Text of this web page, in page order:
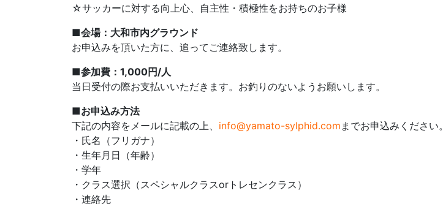
☆サッカーに対する向上心、自主性・積極性をお持ちのお子様
■会場：大和市内グラウンド
お申込みを頂いた方に、追ってご連絡致します。
■参加費：1,000円/人
当日受付の際お支払いいただきます。お釣りのないようお願いします。
■お申込み方法
下記の内容をメールに記載の上、 info@yamato-sylphid.com までお申込みください。
・氏名（フリガナ）
・生年月日（年齢）
・学年
・クラス選択（スペシャルクラスorトレセンクラス）
・連絡先